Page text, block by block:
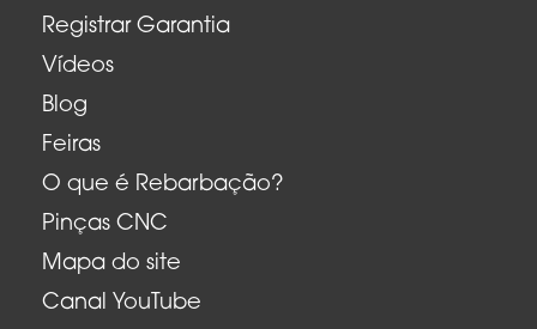
Registrar Garantia
Vídeos
Blog
Feiras
O que é Rebarbação?
Pinças CNC
Mapa do site
Canal YouTube